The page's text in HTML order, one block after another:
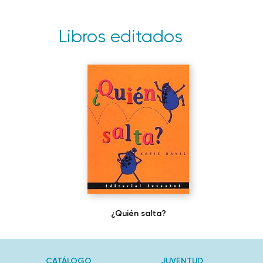
Libros editados
¿Quién salta?
CATÁLOGO JUVENTUD